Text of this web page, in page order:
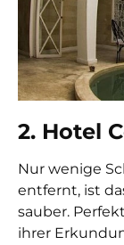
2. Hotel
Nur wenige
entfernt, ist
sauber.
ihrer